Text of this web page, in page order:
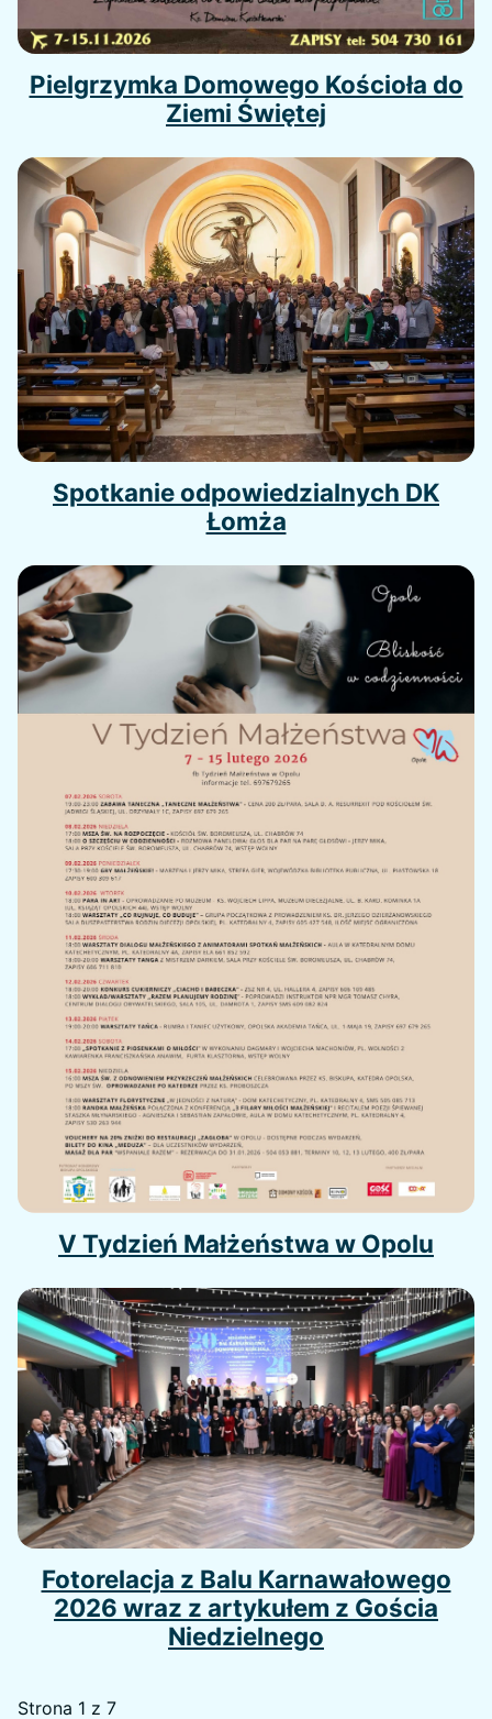
Pielgrzymka Domowego Kościoła do
Ziemi Świętej
Spotkanie odpowiedzialnych DK
Łomża
V Tydzień Małżeństwa w Opolu
Fotorelacja z Balu Karnawałowego
2026 wraz z artykułem z Gościa
Niedzielnego
Strona 1 z 7